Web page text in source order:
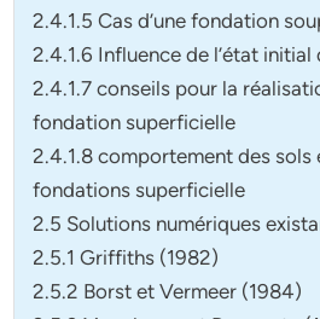
2.4.1.5 Cas d’une fondation
2.4.1.6 Influence de l’état
2.4.1.7 conseils pour la
fondation superficielle
2.4.1.8 comportement des
fondations superficielle
2.5 Solutions numériques
2.5.1 Griffiths (1982)
2.5.2 Borst et Vermeer (1984)